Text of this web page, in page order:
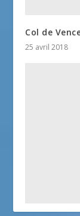
Col de
25 avril 2018